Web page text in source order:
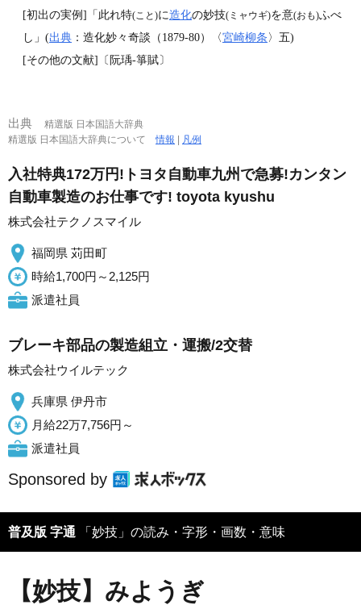
[初出の実例]「此れ特(こと)に造化の妙技(ミャウギ)を意(おも)ふべ
し」(出典 ：造化妙々奇談（1879‐80）〈宮崎柳条〉五)
[その他の文献]〔阮瑀‐箏賦〕
出典
精選版 日本国語大辞典
精選版 日本国語大辞典について情報 | 凡例
入社特典172万円!トヨタ自動車九州で急募!カンタン
自動車製造のお仕事です! toyota kyushu
株式会社テクノスマイル
福岡県 苅田町
時給1,700円～2,125円
派遣社員
ブレーキ部品の製造組立・運搬/2交替
株式会社ウイルテック
兵庫県 伊丹市
月給22万7,756円～
派遣社員
Sponsored by
普及版 字通 「妙技」の読み・字形・画数・意味
【妙技】みようぎ